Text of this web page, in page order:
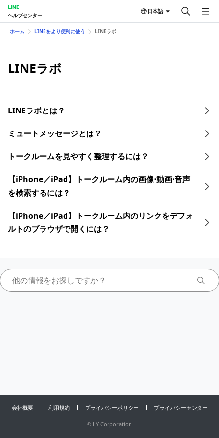
LINE
ヘルプセンター
日本語
ホーム LINEをより便利に使う LINEラボ
LINEラボ
LINEラボとは？
ミュートメッセージとは？
トークルームを見やすく整理するには？
【iPhone／iPad】トークルーム内の画像⋅動画⋅音声
を検索するには？
【iPhone／iPad】トークルーム内のリンクをデフォ
ルトのブラウザで開くには？
会社概要 利用規約 プライバシーポリシー プライバシーセンター
© LY Corporation